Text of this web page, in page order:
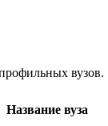
вузов.
Название вуза